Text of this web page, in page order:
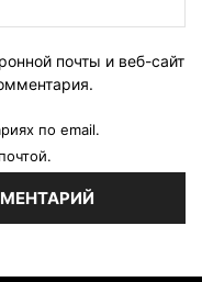
почты и веб-сайт
по email.